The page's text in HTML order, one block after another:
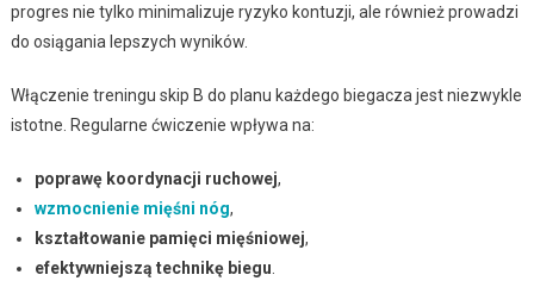
progres nie tylko minimalizuje ryzyko kontuzji, ale również prowadzi
do osiągania lepszych wyników.
Włączenie treningu skip B do planu każdego biegacza jest niezwykle
istotne. Regularne ćwiczenie wpływa na:
poprawę koordynacji ruchowej,
wzmocnienie mięśni nóg,
kształtowanie pamięci mięśniowej,
efektywniejszą technikę biegu